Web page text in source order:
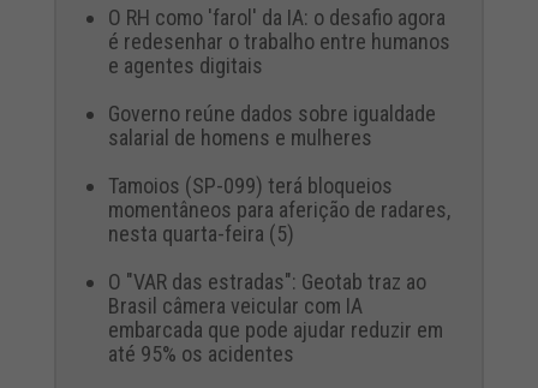
O RH como 'farol' da IA: o desafio agora
é redesenhar o trabalho entre humanos
e agentes digitais
Governo reúne dados sobre igualdade
salarial de homens e mulheres
Tamoios (SP-099) terá bloqueios
momentâneos para aferição de radares,
nesta quarta-feira (5)
O "VAR das estradas": Geotab traz ao
Brasil câmera veicular com IA
embarcada que pode ajudar reduzir em
até 95% os acidentes